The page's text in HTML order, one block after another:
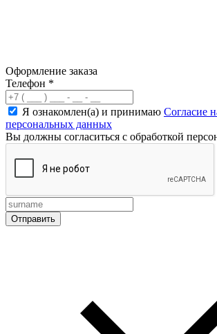
Оформление заказа
Телефон *
Я ознакомлен(а) и принимаю Согласие
персональных данных
Вы должны согласиться с обработкой